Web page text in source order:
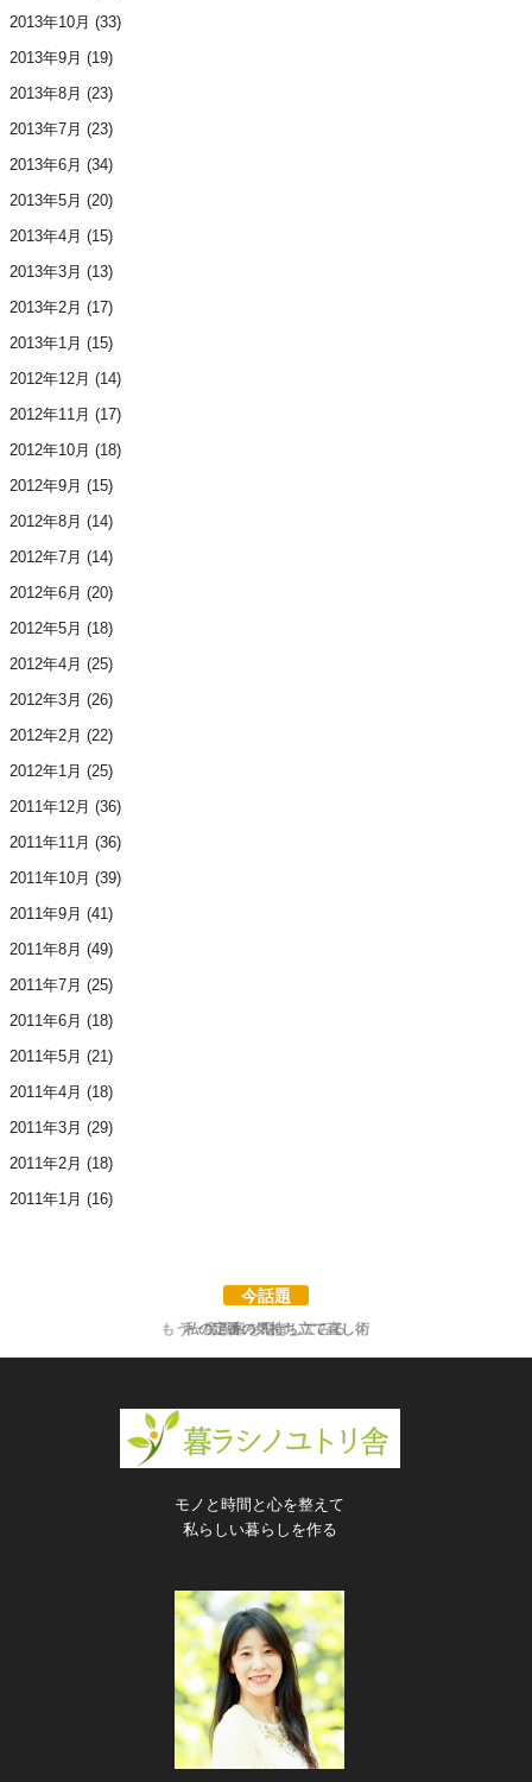
2013年10月 (33)
2013年9月 (19)
2013年8月 (23)
2013年7月 (23)
2013年6月 (34)
2013年5月 (20)
2013年4月 (15)
2013年3月 (13)
2013年2月 (17)
2013年1月 (15)
2012年12月 (14)
2012年11月 (17)
2012年10月 (18)
2012年9月 (15)
2012年8月 (14)
2012年7月 (14)
2012年6月 (20)
2012年5月 (18)
2012年4月 (25)
2012年3月 (26)
2012年2月 (22)
2012年1月 (25)
2011年12月 (36)
2011年11月 (36)
2011年10月 (39)
2011年9月 (41)
2011年8月 (49)
2011年7月 (25)
2011年6月 (18)
2011年5月 (21)
2011年4月 (18)
2011年3月 (29)
2011年2月 (18)
2011年1月 (16)
今話題
私の定番の気持ち立て直し術
モノと時間と心を整えて
私らしい暮らしを作る